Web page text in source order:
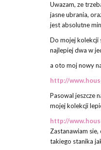
Uwazam, ze
jasne ubrania,
jest absolutne
Do mojej kolekcji
najlepiej dwa w
a oto moj nowy
http://
Pasowal jeszcze
mojej kolekcji
http://
Zastanawiam
takiego stanika